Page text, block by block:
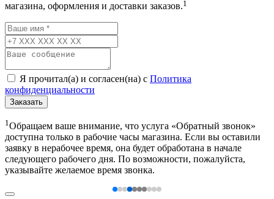
магазина, оформления и доставки заказов.1
Я прочитал(а) и согласен(на) с Политика
конфиденциальности
Заказать
1 Обращаем ваше внимание, что услуга «Обратный звонок»
доступна только в рабочие часы магазина. Если вы оставили
заявку в нерабочее время, она будет обработана в начале
следующего рабочего дня. По возможности, пожалуйста,
указывайте желаемое время звонка.